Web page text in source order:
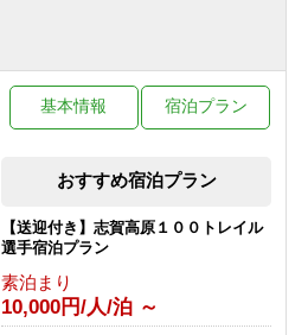
1泊2食付き
10,000円/人/泊 ～
たのしむ旅へ ＜最終チェックイン21時
朝食のみ
6,000円/人/泊 ～
【素泊まりプラン】気軽に志賀高原を
満喫 ＜最終チェックイン21時＞
基本情報 宿泊プラン
おすすめ宿泊プラン
【送迎付き】志賀高原１００トレイル
選手宿泊プラン
素泊まり
10,000円/人/泊 ～